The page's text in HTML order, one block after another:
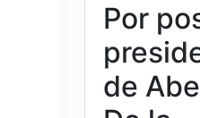
Por
de